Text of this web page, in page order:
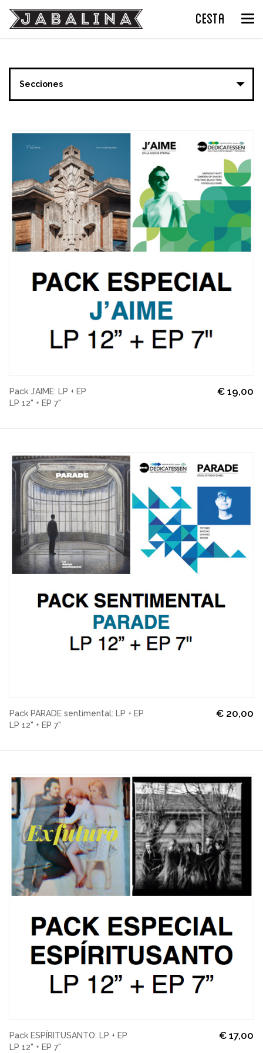
CESTA
Secciones
Pack J’AIME: LP + EP
LP 12" + EP 7"
€ 19,00
Pack PARADE sentimental: LP + EP
LP 12" + EP 7"
€ 20,00
Pack ESPÍRITUSANTO: LP + EP
LP 12" + EP 7"
€ 17,00